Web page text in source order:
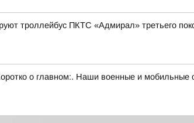
троллейбус ПКТС «Адмирал» третьего
о главном:. Наши военные и мобильные